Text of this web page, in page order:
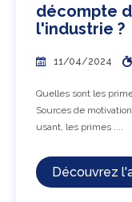
décompte
l'industrie ?
11/04/2024
Quelles sont les
Sources de
usant, les primes ....
Découvrez